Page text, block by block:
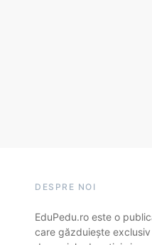
DESPRE NOI
EduPedu.ro este o
care găzduiește